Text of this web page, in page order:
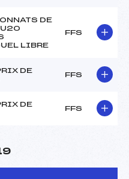
DE
U20
LIBRE
FFS
DE
FFS
DE
FFS